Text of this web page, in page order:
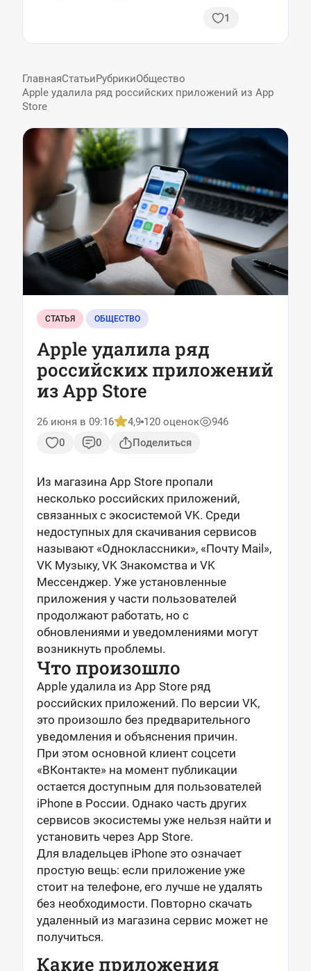
1
ГлавнаяСтатьиРубрикиОбщество
Apple удалила ряд российских приложений из App
Store
СТАТЬЯ ОБЩЕСТВО
Apple удалила ряд
российских приложений
из App Store
26 июня в 09:16 4,9 120 оценок
946
0
0 Поделиться
Из магазина App Store пропали
несколько российских приложений,
связанных с экосистемой VK. Среди
недоступных для скачивания сервисов
называют «Одноклассники», «Почту Mail»,
VK Музыку, VK Знакомства и VK
Мессенджер. Уже установленные
приложения у части пользователей
продолжают работать, но с
обновлениями и уведомлениями могут
возникнуть проблемы.
Что произошло
Apple удалила из App Store ряд
российских приложений. По версии VK,
это произошло без предварительного
уведомления и объяснения причин.
При этом основной клиент соцсети
«ВКонтакте» на момент публикации
остается доступным для пользователей
iPhone в России. Однако часть других
сервисов экосистемы уже нельзя найти и
установить через App Store.
Для владельцев iPhone это означает
простую вещь: если приложение уже
стоит на телефоне, его лучше не удалять
без необходимости. Повторно скачать
удаленный из магазина сервис может не
получиться.
Какие приложения